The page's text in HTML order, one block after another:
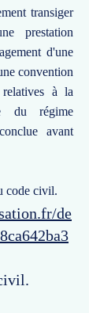
transiger
prestation
d'une
convention
relatives à la
du régime
avant
code civil.
de